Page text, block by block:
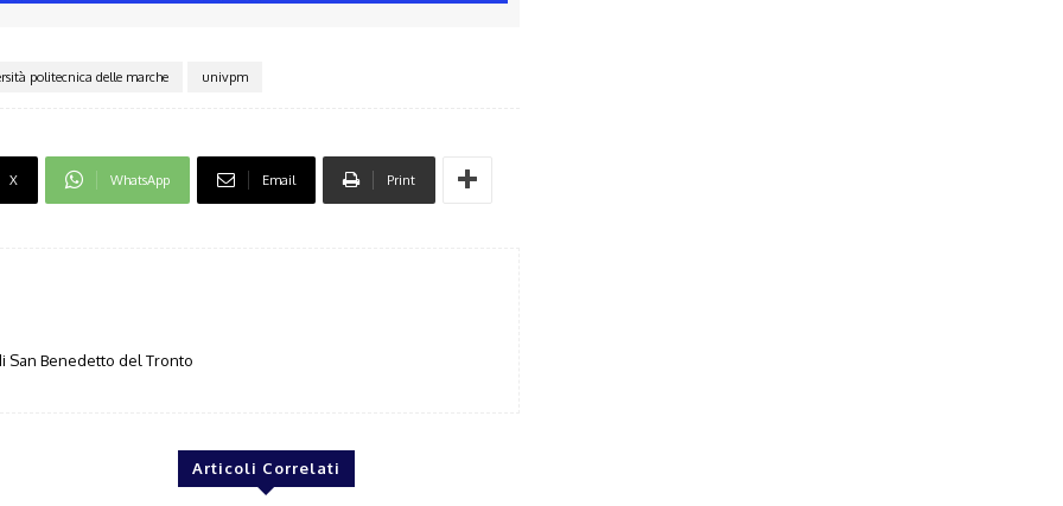
politecnica delle marche univpm
X WhatsApp Email Print
San Benedetto del Tronto
Articoli Correlati